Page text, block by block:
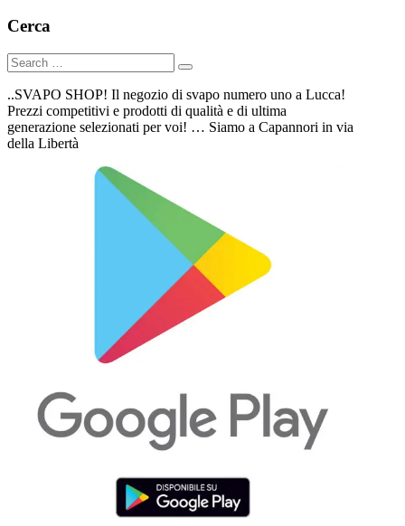
Cerca
..SVAPO SHOP! Il negozio di svapo numero uno a Lucca!
Prezzi competitivi e prodotti di qualità e di ultima
generazione selezionati per voi! … Siamo a Capannori in via
della Libertà